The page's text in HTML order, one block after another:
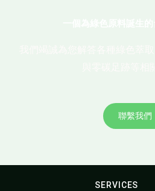
聯繫我們
SERVICES